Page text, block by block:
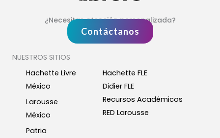
¿Necesitas atención personalizada?
Contáctanos
NUESTROS SITIOS
Hachette Livre
México
Larousse
México
Patria
Hachette FLE
Didier FLE
Recursos Académicos
RED Larousse